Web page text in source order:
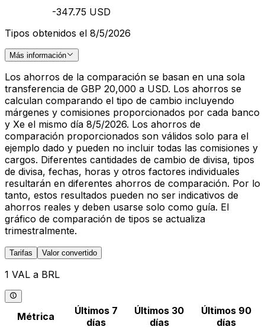
-347.75 USD
Tipos obtenidos el 8/5/2026
Más información
Los ahorros de la comparación se basan en una sola
transferencia de GBP 20,000 a USD. Los ahorros se
calculan comparando el tipo de cambio incluyendo
márgenes y comisiones proporcionados por cada banco
y Xe el mismo día 8/5/2026. Los ahorros de
comparación proporcionados son válidos solo para el
ejemplo dado y pueden no incluir todas las comisiones y
cargos. Diferentes cantidades de cambio de divisa, tipos
de divisa, fechas, horas y otros factores individuales
resultarán en diferentes ahorros de comparación. Por lo
tanto, estos resultados pueden no ser indicativos de
ahorros reales y deben usarse solo como guía. El
gráfico de comparación de tipos se actualiza
trimestralmente.
Tarifas Valor convertido
1 VAL a BRL
Métrica
Últimos 7
días
Últimos 30
días
Últimos 90
días